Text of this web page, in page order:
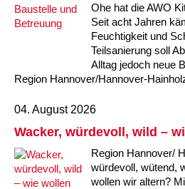
Kindertagesstätte Sylter
Kindertagesstätte
Kindertagesstätte
Ohe hat die AWO
Seit acht Jahren
Feuchtigkeit und
Teilsanierung soll
Alltag jedoch neue
Region Hannover/Hannover-
04. August 2026
Wacker, würdevoll, wild –
Region Hannover/
würdevoll, wütend,
wollen wir altern?